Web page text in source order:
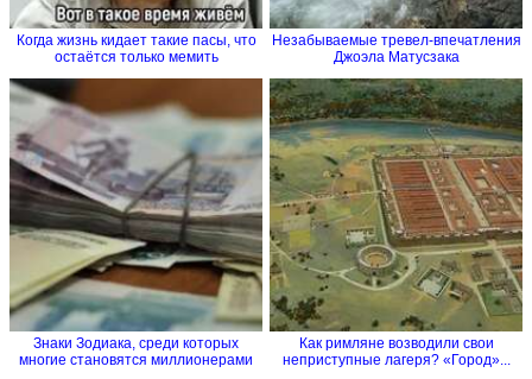
Когда жизнь кидает такие пасы, что
остаётся только мемить
Незабываемые тревел-впечатления
Джоэла Матусзака
Знаки Зодиака, среди которых
многие становятся миллионерами
Как римляне возводили свои
неприступные лагеря? «Город»...